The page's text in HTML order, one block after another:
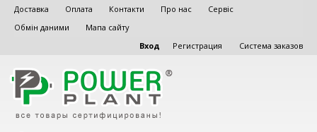
Доставка Оплата Контакти Про нас
Сервіс
Обмін даними
Мапа сайту
Вход
Регистрация Система заказов